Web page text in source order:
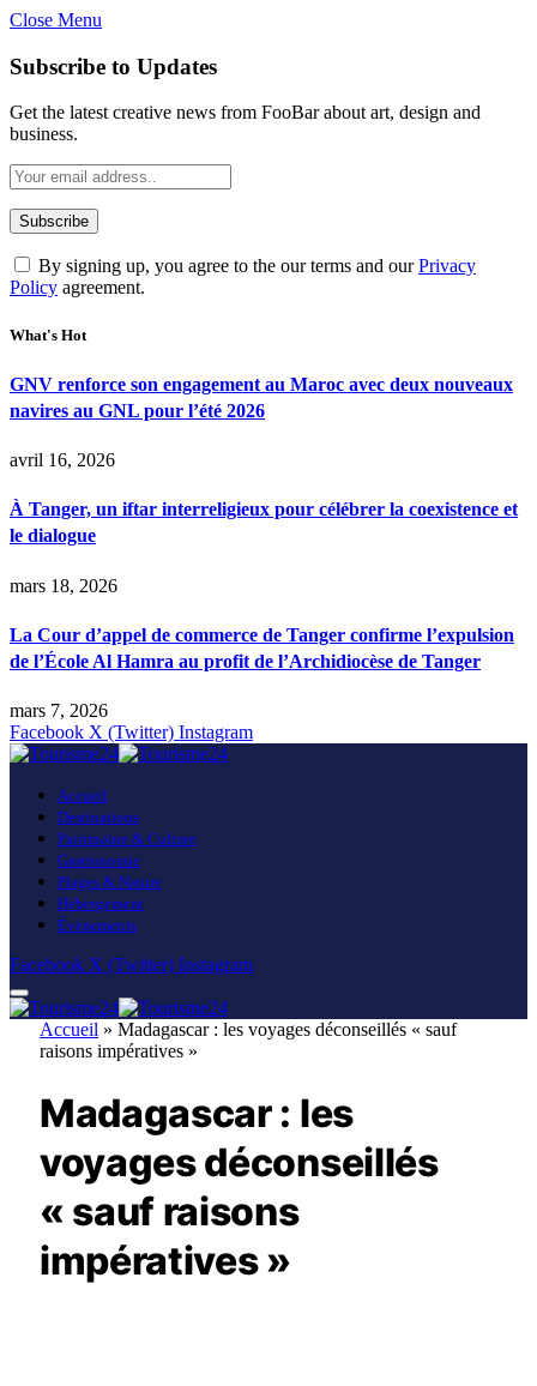
Close Menu
Subscribe to Updates
Get the latest creative news from FooBar about art, design and
business.
By signing up, you agree to the our terms and ourPrivacy
Policy agreement.
What's Hot
GNV renforce son engagement au Maroc avec deux nouveaux
navires au GNL pour l’été 2026
avril 16, 2026
À Tanger, un iftar interreligieux pour célébrer la coexistence et
le dialogue
mars 18, 2026
La Cour d’appel de commerce de Tanger confirme l’expulsion
de l’École Al Hamra au profit de l’Archidiocèse de Tanger
mars 7, 2026
Facebook X (Twitter) Instagram
Accueil
Destinations
Patrimoine & Culture
Gastronomie
Plages & Nature
Hébergement
Événements
Facebook X (Twitter) Instagram
Accueil » Madagascar : les voyages déconseillés « sauf
raisons impératives »
Madagascar : les
voyages déconseillés
« sauf raisons
impératives »